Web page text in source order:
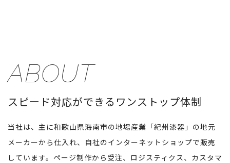
ABOUT
スピード対応ができるワンストップ体制
当社は、主に和歌山県海南市の地場産業「紀州漆器」の地元
メーカーから仕入れ、自社のインターネットショップで販売
しています。ページ制作から受注、ロジスティクス、カスタマ